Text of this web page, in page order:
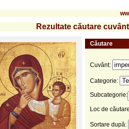
Rezultate căutare
Căutare
Cuvânt:
Categorie:
Subcategorie:
Loc de
Sortare după: